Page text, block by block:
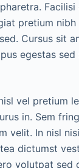
Facilisi
pretium nibh
Cursus sit
egestas sed
vel pretium
in. Sem
velit. In nisl
dictumst
volutpat sed